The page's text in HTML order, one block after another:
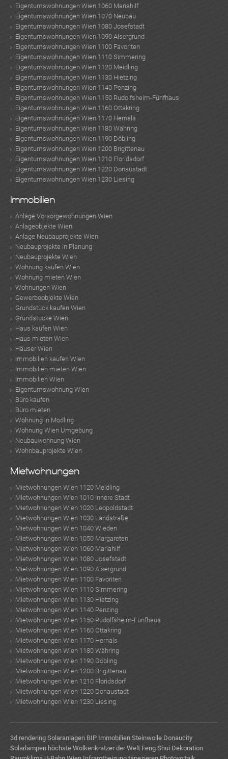
Eigentumswohnungen Wien 1060 Mariahilf
Eigentumswohnungen Wien 1070 Neubau
Eigentumswohnungen Wien 1080 Josefstadt
Eigentumswohnungen Wien 1090 Alsergrund
Eigentumswohnungen Wien 1100 Favoriten
Eigentumswohnungen Wien 1110 Simmering
Eigentumswohnungen Wien 1120 Meidling
Eigentumswohnungen Wien 1130 Hietzing
Eigentumswohnungen Wien 1140 Penzing
Eigentumswohnungen Wien 1150 Rudolfsheim-Fünfhaus
Eigentumswohnungen Wien 1160 Ottakring
Eigentumswohnungen Wien 1170 Hernals
Eigentumswohnungen Wien 1180 Währing
Eigentumswohnungen Wien 1190 Döbling
Eigentumswohnungen Wien 1200 Brigittenau
Eigentumswohnungen Wien 1210 Floridsdorf
Eigentumswohnungen Wien 1220 Donaustadt
Eigentumswohnungen Wien 1230 Liesing
Immobilien
Anlage Vorsorgewohnungen Wien
Anlageobjekte Wien
Anlage Neubauprojekte Wien
Neubauprojekte in Planung
Neubauprojekte Wien
Wohnung kaufen Wien
Wohnung mieten Wien
Wohnungen Wien
Gewerbeobjekte Wien
Grundstück kaufen Wien
Grundstücke Wien
Haus kaufen Wien
Haus mieten Wien
Häuser Wien
Immobilien kaufen Wien
Immobilien mieten Wien
Immobilien Wien
Eigentumswohnung Wien
Büro kaufen
Büro mieten
Wohnung in Mödling
Wohnung Wien Umgebung
Neubauwohnung Wien
Wohnbauprojekte Wien
Mietwohnungen
Mietwohnungen Wien 1120 Meidling
Mietwohnungen Wien 1010 Innere Stadt
Mietwohnungen Wien 1020 Leopoldstadt
Mietwohnungen Wien 1030 Landstraße
Mietwohnungen Wien 1040 Wieden
Mietwohnungen Wien 1050 Margareten
Mietwohnungen Wien 1060 Mariahilf
Mietwohnungen Wien 1080 Josefstadt
Mietwohnungen Wien 1090 Alsergrund
Mietwohnungen Wien 1100 Favoriten
Mietwohnungen Wien 1110 Simmering
Mietwohnungen Wien 1130 Hietzing
Mietwohnungen Wien 1140 Penzing
Mietwohnungen Wien 1150 Rudolfsheim-Fünfhaus
Mietwohnungen Wien 1160 Ottakring
Mietwohnungen Wien 1170 Hernals
Mietwohnungen Wien 1180 Währing
Mietwohnungen Wien 1190 Döbling
Mietwohnungen Wien 1200 Brigittenau
Mietwohnungen Wien 1210 Floridsdorf
Mietwohnungen Wien 1220 Donaustadt
Mietwohnungen Wien 1230 Liesing
3d rendering Solaranlagen BIP Immobilien Steinwolle Donaucity
Solarlampen höchste Wolkenkratzer der Welt Feng Shui Dekoration